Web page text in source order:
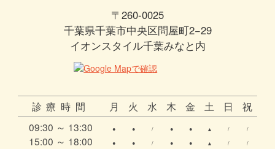
〒260-0025
千葉県千葉市中央区問屋町2−29
イオンスタイル千葉みなと内
診療時間 月 火 水 木 金 土 日
祝
09:30 ～ 13:30
● ● / ● ● ▲ / /
15:00 ～ 18:00 ● ● / ● ● ▲ / /